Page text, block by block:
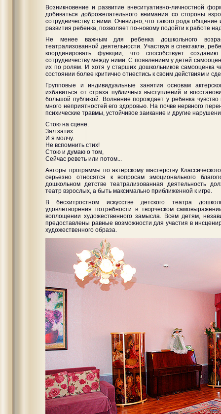
Возникновение и развитие внеситуативно-личностной
добиваться доброжелательного внимания со стороны
сотрудничеству с ними. Очевидно, что такого рода
развития ребенка, позволяет по-новому подойти к работе
Не менее важным для ребенка дошкольного
театрализованной деятельности. Участвуя в спектакле,
координировать функции, что способствует
сотрудничеству между ними. С появлением у детей
их по ролям. И хотя у старших дошкольников самооценка
состоянии более критично отнестись к своим действиям и
Групповые и индивидуальные занятия основам
избавиться от страха публичных выступлений и
большой публикой. Волнение порождает у ребенка
много неприятностей его здоровью. На почве нервного
психические травмы, устойчивое заикание и другие
Стою на сцене.
Зал затих.
И я молчу.
Не вспомнить стих!
Стою и думаю о том,
Сейчас реветь или потом...
Авторы программы по актерскому мастерству
серьезно относятся к вопросам эмоционального
дошкольном детстве театрализованная деятельность
театр взрослых, а быть максимально приближенной к игре.
В бесхитростном искусстве детского театра
удовлетворения потребности в творческом
воплощении художественного замысла. Всем детям,
предоставлены равные возможности для участия в
художественного образа.